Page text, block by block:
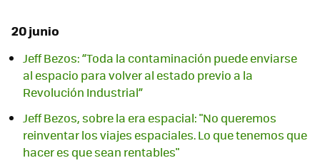
20 junio
Jeff Bezos: “Toda la contaminación puede enviarse
al espacio para volver al estado previo a la
Revolución Industrial”
Jeff Bezos, sobre la era espacial: "No queremos
reinventar los viajes espaciales. Lo que tenemos que
hacer es que sean rentables"